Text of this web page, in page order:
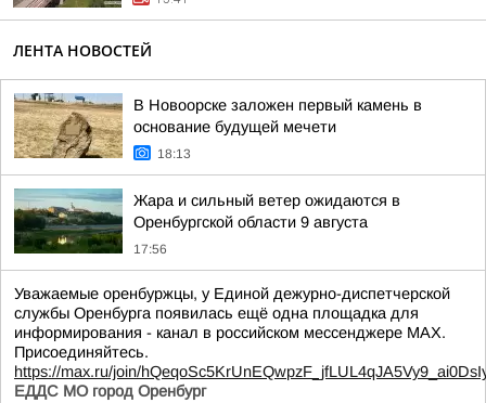
ЛЕНТА НОВОСТЕЙ
В Новоорске заложен первый камень в
основание будущей мечети
18:13
Жара и сильный ветер ожидаются в
Оренбургской области 9 августа
17:56
Уважаемые оренбуржцы, у Единой дежурно-диспетчерской
службы Оренбурга появилась ещё одна площадка для
информирования - канал в российском мессенджере МАХ.
Присоединяйтесь.
https://max.ru/join/
ЕДДС МО город Оренбург